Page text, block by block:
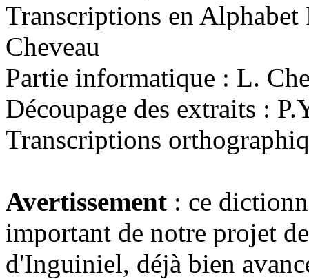
Transcriptions en
Cheveau
Partie informatique : L.
Découpage des extraits :
Transcriptions
Avertissement : ce
important de notre projet
d'Inguiniel, déjà bien